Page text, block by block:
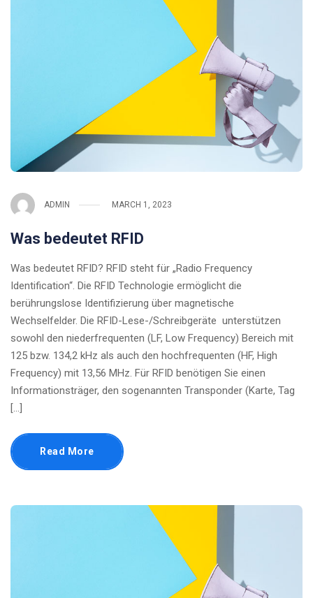
ADMIN MARCH 1, 2023
Was bedeutet RFID
Was bedeutet RFID? RFID steht für „Radio Frequency
Identification“. Die RFID Technologie ermöglicht die
berührungslose Identifizierung über magnetische
Wechselfelder. Die RFID-Lese-/Schreibgeräte unterstützen
sowohl den niederfrequenten (LF, Low Frequency) Bereich mit
125 bzw. 134,2 kHz als auch den hochfrequenten (HF, High
Frequency) mit 13,56 MHz. Für RFID benötigen Sie einen
Informationsträger, den sogenannten Transponder (Karte, Tag
[…]
Read More